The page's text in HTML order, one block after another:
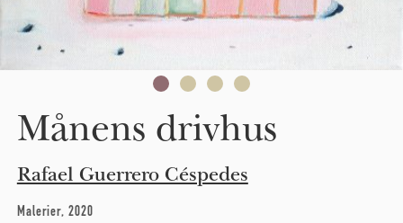
Månens drivhus
Rafael Guerrero Céspedes
Malerier 2020